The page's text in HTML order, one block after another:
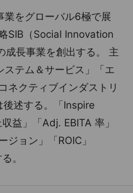
業をグローバル6極で展
SIB（Social Innovation
長事業を創出する。 主
テム＆サービス」「エ
ネクティブインダストリ
後述する。「Inspire
益」「Adj. EBITA 率」
ジョン」「ROIC」
。